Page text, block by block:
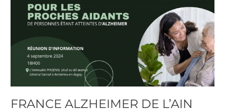
FRANCE ALZHEIMER DE L’AIN
L’AIN